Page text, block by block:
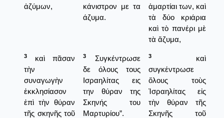
ἀζύμων,
κάνιστρον με τα
άζυμα.
ἁμαρτίαι των, καὶ
τὰ δύο κριάρια
καὶ τὸ πανέρι μὲ
τὰ ἄζυμα,
3
καὶ πᾶσαν
τὴν
συναγωγὴν
ἐκκλησίασον
ἐπὶ τὴν θύραν
τῆς σκηνῆς τοῦ
3
Συγκέντρωσε
δε όλους τους
Ισραηλίτας εις
την θύραν της
Σκηνής του
Μαρτυρίου”.
3
καὶ
συγκέντρωσε
ὅλους τοὺς
Ἰσραηλίτας εἰς
τὴν θύραν τῆς
Σκηνῆς τοῦ